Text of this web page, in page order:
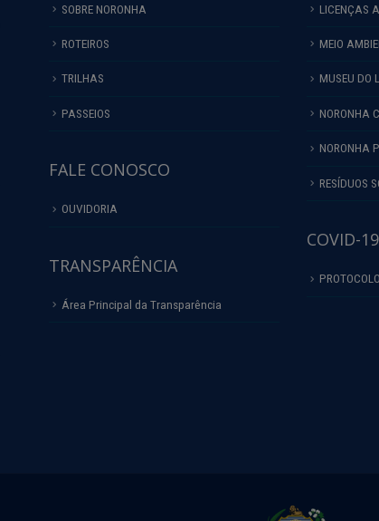
SOBRE NORONHA
ROTEIROS
TRILHAS
PASSEIOS
FALE CONOSCO
OUVIDORIA
TRANSPARÊNCIA
Área Principal da Transparência
LICENÇAS
MEIO
MUSEU DO
NORONHA
NORONHA
RESÍDUOS
COVID-19